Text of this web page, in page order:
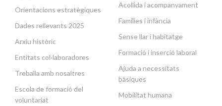
Orientacions estratègiques
Dades rellevants 2025
Arxiu històric
Entitats col·laboradores
Treballa amb nosaltres
Escola de formació del
voluntariat
Acollida i acompanyament
Famílies i infància
Sense llar i habitatge
Formació i inserció laboral
Ajuda a necessitats
bàsiques
Mobilitat humana